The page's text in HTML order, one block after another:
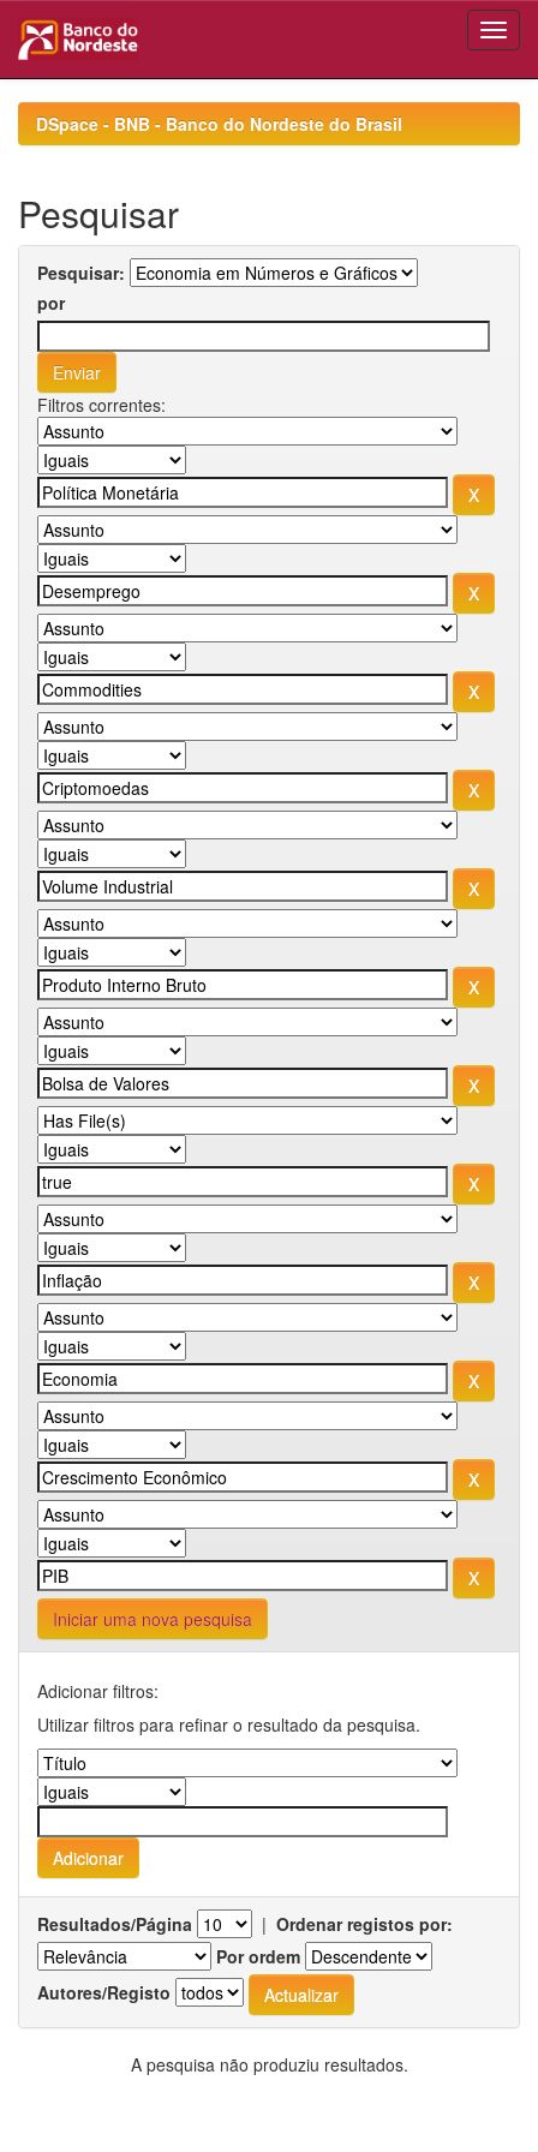
navigationDSpace - BNB - Banco do Nordeste do Brasil
Pesquisar
Pesquisar:
por
Filtros correntes:
Iniciar uma nova pesquisa
Adicionar filtros:
Utilizar filtros para refinar o resultado da pesquisa.
Resultados/Página | Ordenar registos por:
Por ordem
Autores/Registo
A pesquisa não produziu resultados.